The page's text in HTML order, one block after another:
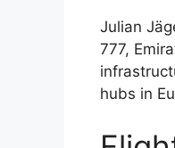
Julian
777,
hubs in